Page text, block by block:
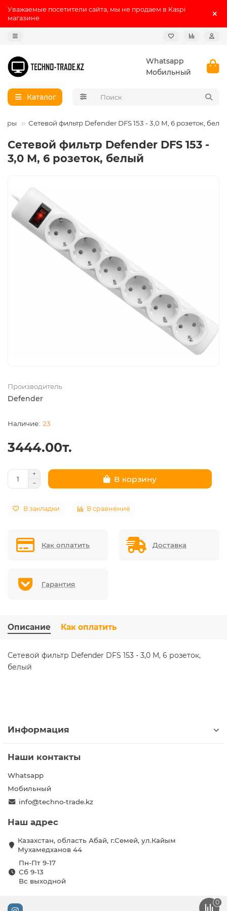
Уважаемые посетители сайта, мы не продаем в Kaspi
магазине
Whatsapp
Мобильный
Каталог
Сетевой фильтр Defender DFS 153 - 3,0 М, 6 розеток,
Сетевой фильтр Defender DFS 153 -
3,0 М, 6 розеток, белый
Производитель
Defender
23
3444.00т.
В корзину
В закладки В сравнение
Как оплатить Доставка
Гарантия
Описание Как оплатить
Сетевой фильтр Defender DFS 153 - 3,0 М, 6 розеток,
белый
Информация
Наши контакты
Whatsapp
Мобильный
info@techno-trade.kz
Наш адрес
Казахстан, область Абай, г.Семей, ул.Кайым
Мухамедханов 44
Пн-Пт 9-17
Сб 9-13
Вс выходной
0